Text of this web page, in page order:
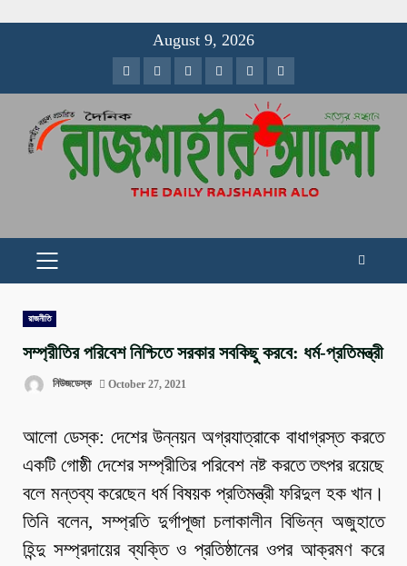
August 9, 2026
Facebook
TwitterInstagram
Youtube
VK LinkedIn
PRIMARY
রাজনীতি
সম্প্রীতির পরিবেশ নিশ্চিতে সরকার সবকিছু করবে: ধর্ম-প্রতিমন্ত্রী
নিউজডেস্ক October 27, 2021
আলো ডেস্ক: দেশের উন্নয়ন অগ্রযাত্রাকে বাধাগ্রস্ত করতে
একটি গোষ্ঠী দেশের সম্প্রীতির পরিবেশ নষ্ট করতে তৎপর রয়েছে
বলে মন্তব্য করেছেন ধর্ম বিষয়ক প্রতিমন্ত্রী ফরিদুল হক খান।
তিনি বলেন, সম্প্রতি দুর্গাপূজা চলাকালীন বিভিন্ন অজুহাতে
হিন্দু সম্প্রদায়ের ব্যক্তি ও প্রতিষ্ঠানের ওপর আক্রমণ করে